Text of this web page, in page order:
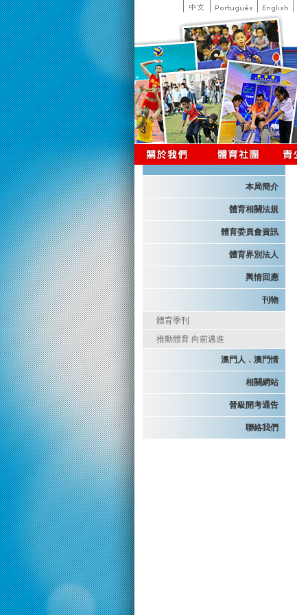
本局簡介
體育相關法規
體育委員會資訊
體育界別法人
輿情回應
刊物
體育季刊
推動體育 向前邁進
澳門人．澳門情
相關網站
晉級開考通告
聯絡我們